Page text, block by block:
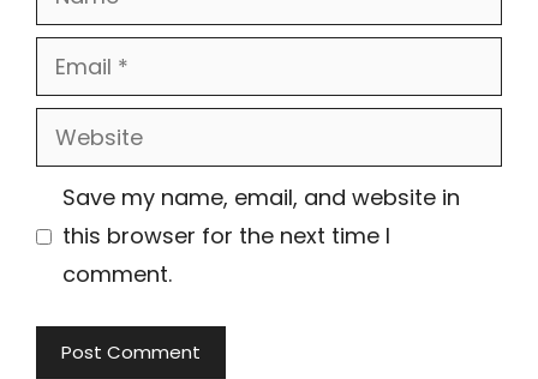
Email
Website
Save my name, email, and website in
this browser for the next time I
comment.